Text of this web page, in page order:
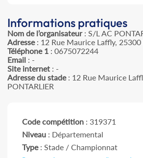
Informations pratiques
Nom de l’organisateur: S/L AC
Adresse: 12 Rue Maurice Laffly,
Téléphone 1 : 0675072244
Email : -
Site internet : -
Adresse du stade: 12 Rue Maurice
PONTARLIER
Code compétition : 319371
Niveau : Départemental
Type: Stade / Championnat